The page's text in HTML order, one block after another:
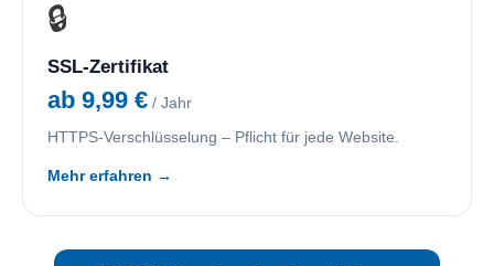
🔒
SSL-Zertifikat
ab 9,99 € / Jahr
HTTPS-Verschlüsselung – Pflicht für jede Website.
Mehr erfahren →